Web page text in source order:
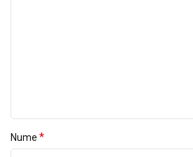
Nume *